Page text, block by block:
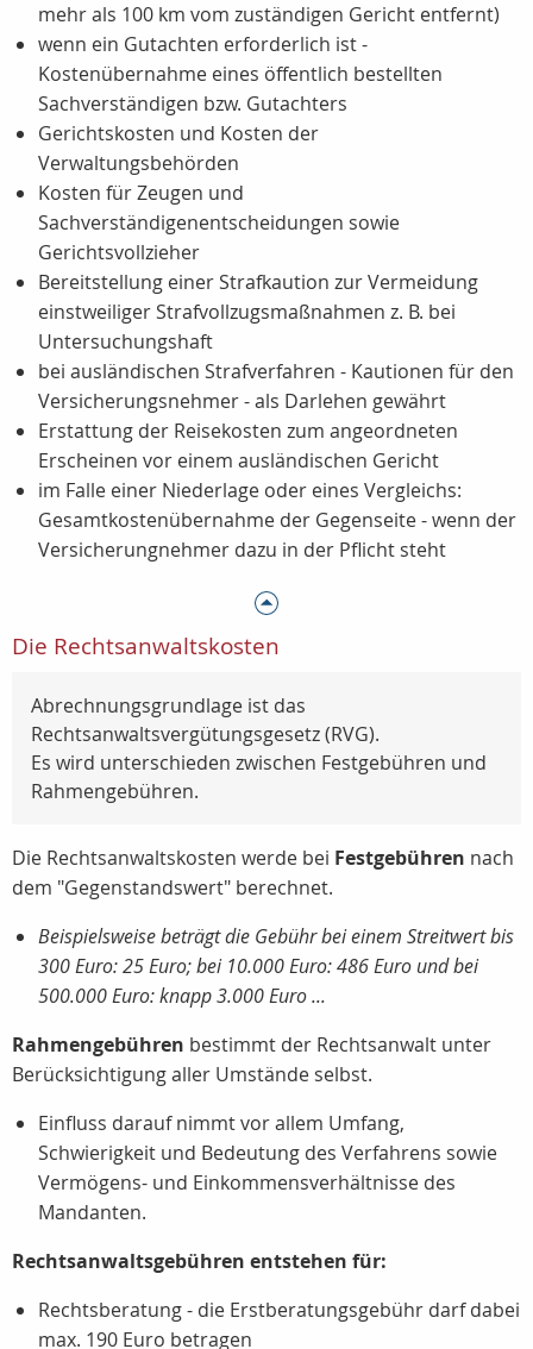
mehr als 100 km vom zuständigen Gericht entfernt)
wenn ein Gutachten erforderlich ist -
Kostenübernahme eines öffentlich bestellten
Sachverständigen bzw. Gutachters
Gerichtskosten und Kosten der
Verwaltungsbehörden
Kosten für Zeugen und
Sachverständigenentscheidungen sowie
Gerichtsvollzieher
Bereitstellung einer Strafkaution zur Vermeidung
einstweiliger Strafvollzugsmaßnahmen z. B. bei
Untersuchungshaft
bei ausländischen Strafverfahren - Kautionen für den
Versicherungsnehmer - als Darlehen gewährt
Erstattung der Reisekosten zum angeordneten
Erscheinen vor einem ausländischen Gericht
im Falle einer Niederlage oder eines Vergleichs:
Gesamtkostenübernahme der Gegenseite - wenn der
Versicherungnehmer dazu in der Pflicht steht
Die Rechtsanwaltskosten
Abrechnungsgrundlage ist das
Rechtsanwaltsvergütungsgesetz (RVG).
Es wird unterschieden zwischen Festgebühren und
Rahmengebühren.
Die Rechtsanwaltskosten werde bei Festgebühren nach
dem "Gegenstandswert" berechnet.
Beispielsweise beträgt die Gebühr bei einem Streitwert bis
300 Euro: 25 Euro; bei 10.000 Euro: 486 Euro und bei
500.000 Euro: knapp 3.000 Euro ...
Rahmengebühren bestimmt der Rechtsanwalt unter
Berücksichtigung aller Umstände selbst.
Einfluss darauf nimmt vor allem Umfang,
Schwierigkeit und Bedeutung des Verfahrens sowie
Vermögens- und Einkommensverhältnisse des
Mandanten.
Rechtsanwaltsgebühren entstehen für:
Rechtsberatung - die Erstberatungsgebühr darf dabei
max. 190 Euro betragen